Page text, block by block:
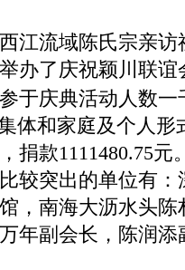
江流域陈氏宗亲访
办了庆祝颖川联谊
参于庆典活动人数一
体和家庭及个人形
， 捐款1111480.75元
较突出的单位有：
馆 ， 南海大沥水头陈
年副会长 ， 陈润添